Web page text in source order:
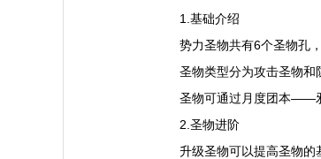
1.基础介绍
势力圣物共有6个圣物孔
圣物类型分为攻击圣物和
圣物可通过月度团本——
2.圣物进阶
升级圣物可以提高圣物的